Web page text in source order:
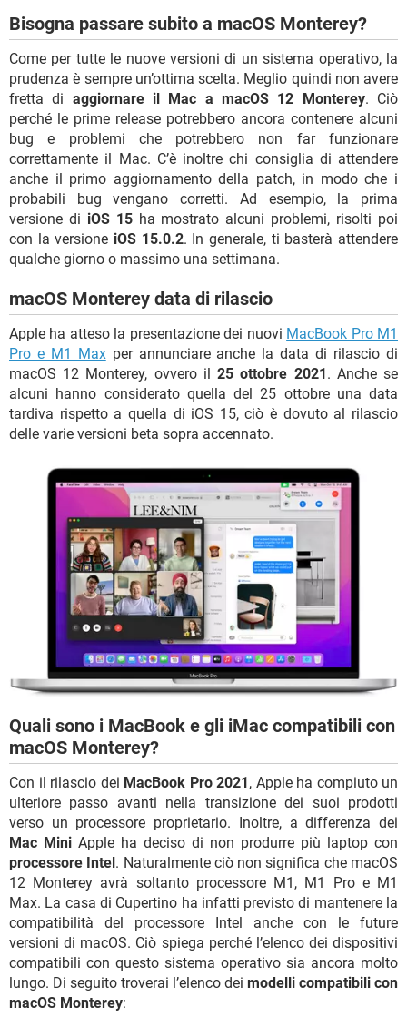
Bisogna passare subito a macOS Monterey?
Come per tutte le nuove versioni di un sistema operativo, la
prudenza è sempre un’ottima scelta. Meglio quindi non avere
fretta di aggiornare il Mac a macOS 12 Monterey. Ciò
perché le prime release potrebbero ancora contenere alcuni
bug e problemi che potrebbero non far funzionare
correttamente il Mac. C’è inoltre chi consiglia di attendere
anche il primo aggiornamento della patch, in modo che i
probabili bug vengano corretti. Ad esempio, la prima
versione di iOS 15ha mostrato alcuni problemi, risolti poi
con la versione iOS 15.0.2. In generale, ti basterà attendere
qualche giorno o massimo una settimana.
macOS Monterey data di rilascio
Apple ha atteso la presentazione dei nuovi MacBook Pro M1
Pro e M1 Maxper annunciare anche la data di rilascio di
macOS 12 Monterey, ovvero il25 ottobre 2021. Anche se
alcuni hanno considerato quella del 25 ottobre una data
tardiva rispetto a quella di iOS 15, ciò è dovuto al rilascio
delle varie versioni beta sopra accennato.
Quali sono i MacBook e gli iMac compatibili con
macOS Monterey?
Con il rilascio dei MacBook Pro 2021, Apple ha compiuto un
ulteriore passo avanti nella transizione dei suoi prodotti
verso un processore proprietario. Inoltre, a differenza dei
Mac Mini Apple ha deciso di non produrre più laptop con
processore Intel. Naturalmente ciò non significa che macOS
12 Monterey avrà soltanto processore M1, M1 Pro e M1
Max. La casa di Cupertino ha infatti previsto di mantenere la
compatibilità del processore Intel anche con le future
versioni di macOS. Ciò spiega perché l’elenco dei dispositivi
compatibili con questo sistema operativo sia ancora molto
lungo. Di seguito troverai l’elenco dei modelli compatibili con
macOS Monterey: